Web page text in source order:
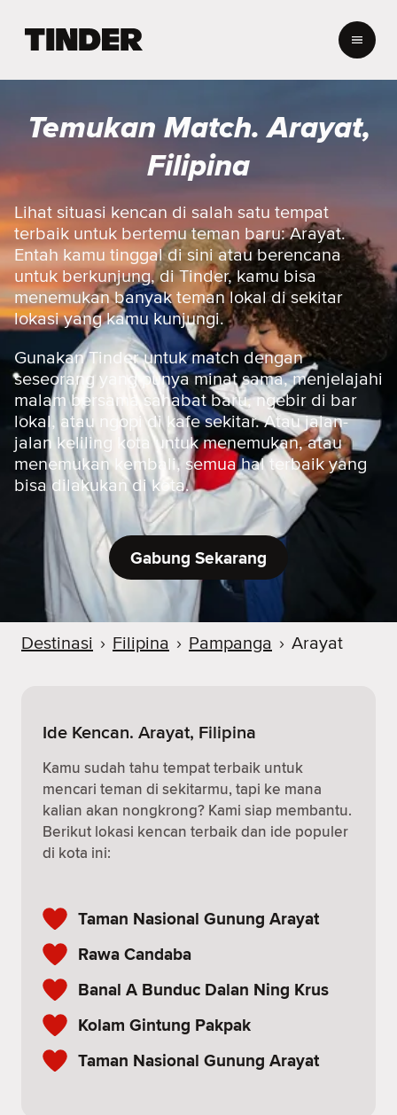
d
T
n
d
e
r
Temukan Match. Arayat,
Filipina
Lihat situasi kencan di salah satu tempat
terbaik untuk bertemu teman baru: Arayat.
Entah kamu tinggal di sini atau berencana
untuk berkunjung, di Tinder, kamu bisa
menemukan banyak teman lokal di sekitar
lokasi yang kamu kunjungi.
Gunakan Tinder untuk match dengan
seseorang yang punya minat sama, menjelajahi
malam bersama sahabat baru, ngebir di bar
lokal, atau ngopi di kafe sekitar. Atau jalan-
jalan keliling kota untuk menemukan, atau
menemukan kembali, semua hal terbaik yang
bisa dilakukan di kota.
Gabung Sekarang
Destinasi › Filipina › Pampanga › Arayat
Ide Kencan. Arayat, Filipina
Kamu sudah tahu tempat terbaik untuk
mencari teman di sekitarmu, tapi ke mana
kalian akan nongkrong? Kami siap membantu.
Berikut lokasi kencan terbaik dan ide populer
di kota ini:
Taman Nasional Gunung Arayat
Rawa Candaba
Banal A Bunduc Dalan Ning Krus
Kolam Gintung Pakpak
Taman Nasional Gunung Arayat